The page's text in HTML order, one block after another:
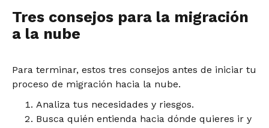
Tres consejos para la migración
a la nube
Para terminar, estos tres consejos antes de iniciar tu
proceso de migración hacia la nube.
Analiza tus necesidades y riesgos.
Busca quién entienda hacia dónde quieres ir y